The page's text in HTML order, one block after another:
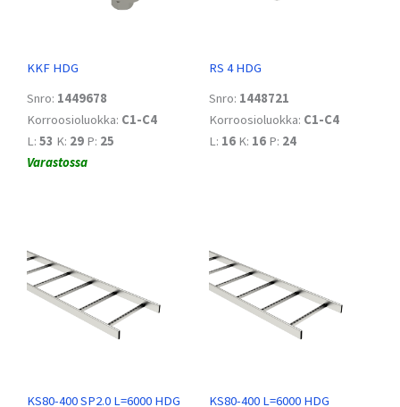
KKF HDG
Snro: 1449678
Korroosioluokka: C1-C4
L: 53 K: 29 P: 25
Varastossa
RS 4 HDG
Snro: 1448721
Korroosioluokka: C1-C4
L: 16 K: 16 P: 24
KS80-400 SP2.0 L=6000 HDG KS80-400 L=6000 HDG